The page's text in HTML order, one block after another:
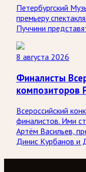
Петербургский
премьеру
Пуччини
8 августа 2026
Финалисты
композиторов
Всероссийский
финалистов. Ими
Артём Васильев,
Динис Курбанов и